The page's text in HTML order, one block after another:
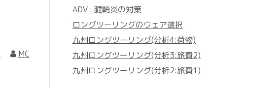
MC
ADV : 腱鞘炎の対策
ロングツーリングのウェア選択
九州ロングツーリング(分析4:荷物)
九州ロングツーリング(分析3:旅費2)
九州ロングツーリング(分析2:旅費1)